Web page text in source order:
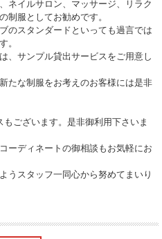
ネイルサロン、マッサージ、リラク
服としてお勧めです。
のスタンダードといっても過言では
。
、サンプル貸出サービスをご用意し
たな制服をお考えのお客様には是非
ございます。是非御利用下さいま
ーディネートの御相談もお気軽にお
うスタッフ一同心から努めてまいり